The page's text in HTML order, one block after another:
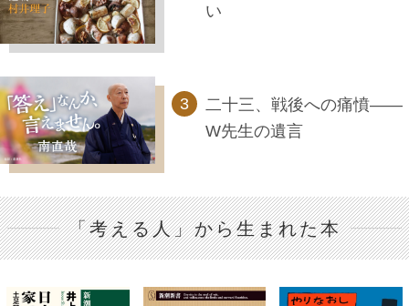
い
二十三、戦後への痛憤――
W先生の遺言
「考える人」から生まれた本